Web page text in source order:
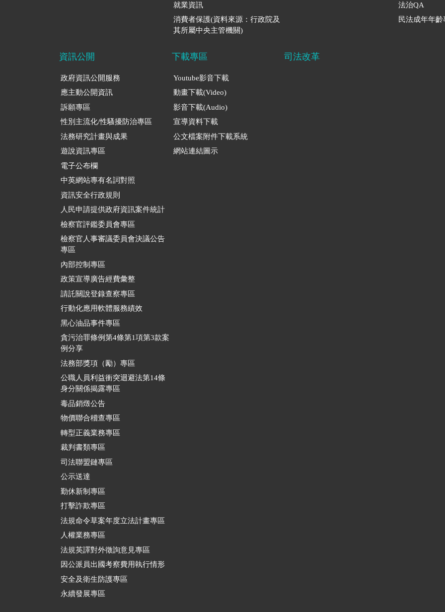
就業資訊
消費者保護(資料來源：行政院及
其所屬中央主管機關)
法治QA
民法成年年齡
資訊公開
政府資訊公開服務
應主動公開資訊
訴願專區
性別主流化/性騷擾防治專區
法務研究計畫與成果
遊說資訊專區
電子公布欄
中英網站專有名詞對照
資訊安全行政規則
人民申請提供政府資訊案件統計
檢察官評鑑委員會專區
檢察官人事審議委員會決議公告
專區
內部控制專區
政策宣導廣告經費彙整
請託關說登錄查察專區
行動化應用軟體服務績效
黑心油品事件專區
貪污治罪條例第4條第1項第3款案
例分享
法務部獎項（勵）專區
公職人員利益衝突迴避法第14條
身分關係揭露專區
毒品銷燬公告
物價聯合稽查專區
轉型正義業務專區
裁判書類專區
司法聯盟鏈專區
公示送達
勤休新制專區
打擊詐欺專區
法規命令草案年度立法計畫專區
人權業務專區
法規英譯對外徵詢意見專區
因公派員出國考察費用執行情形
安全及衛生防護專區
永續發展專區
下載專區
Youtube影音下載
動畫下載(Video)
影音下載(Audio)
宣導資料下載
公文檔案附件下載系統
網站連結圖示
司法改革